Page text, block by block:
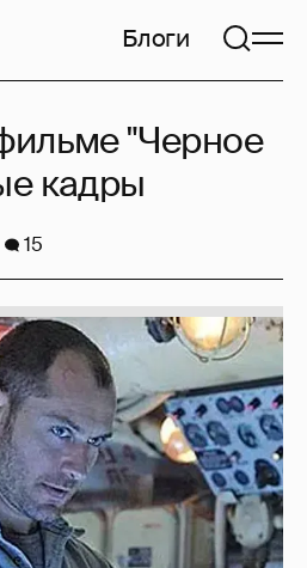
Блоги
"Черное
кадры
15